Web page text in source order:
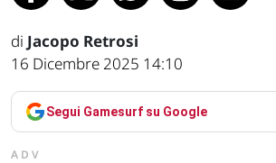
di Jacopo Retrosi
16 Dicembre 2025 14:10
Segui Gamesurf su Google
ADV